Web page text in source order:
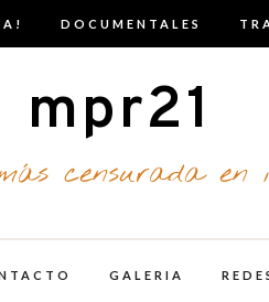
DOCUMENTALES
mpr21
censurada en
GALERIA